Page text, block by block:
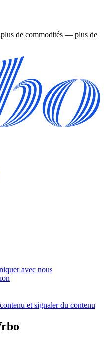
plus de commodités — plus de
avec nous
et signaler du contenu